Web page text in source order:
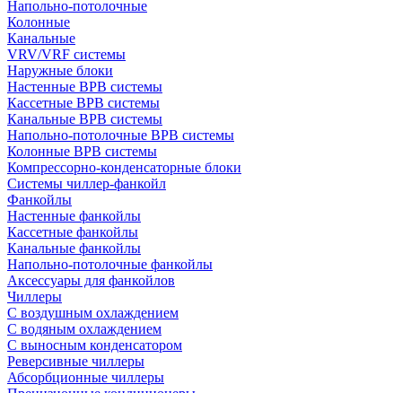
Напольно-потолочные
Колонные
Канальные
VRV/VRF системы
Наружные блоки
Настенные ВРВ системы
Кассетные ВРВ системы
Канальные ВРВ системы
Напольно-потолочные ВРВ системы
Колонные ВРВ системы
Компрессорно-конденсаторные блоки
Системы чиллер-фанкойл
Фанкойлы
Настенные фанкойлы
Кассетные фанкойлы
Канальные фанкойлы
Напольно-потолочные фанкойлы
Аксессуары для фанкойлов
Чиллеры
С воздушным охлаждением
С водяным охлаждением
С выносным конденсатором
Реверсивные чиллеры
Абсорбционные чиллеры